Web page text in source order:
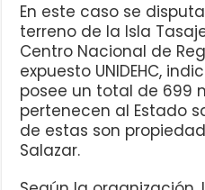
En este caso se
terreno de la Isla
Centro Nacional de
expuesto UNIDEHC,
posee un total de 699
pertenecen al Estado
de estas son
Salazar.